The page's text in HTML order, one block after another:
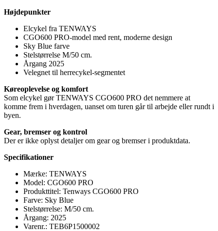
Højdepunkter
Elcykel fra TENWAYS
CGO600 PRO-model med rent, moderne design
Sky Blue farve
Stelstørrelse M/50 cm.
Årgang 2025
Velegnet til herrecykel-segmentet
Køreoplevelse og komfort
Som elcykel gør TENWAYS CGO600 PRO det nemmere at
komme frem i hverdagen, uanset om turen går til arbejde eller rundt i
byen.
Gear, bremser og kontrol
Der er ikke oplyst detaljer om gear og bremser i produktdata.
Specifikationer
Mærke: TENWAYS
Model: CGO600 PRO
Produkttitel: Tenways CGO600 PRO
Farve: Sky Blue
Stelstørrelse: M/50 cm.
Årgang: 2025
Varenr.: TEB6P1500002